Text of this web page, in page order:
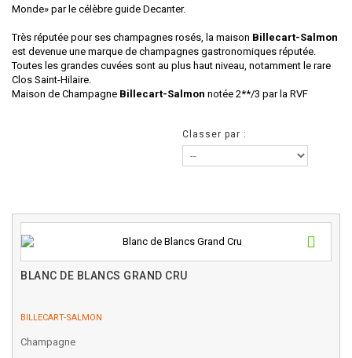
Monde» par le célèbre guide Decanter.
Très réputée pour ses champagnes rosés, la maison Billecart-Salmon
est devenue une marque de champagnes gastronomiques réputée.
Toutes les grandes cuvées sont au plus haut niveau, notamment le rare
Clos Saint-Hilaire.
Maison de Champagne Billecart-Salmon notée 2**/3 par la RVF
Classer par :
BLANC DE BLANCS GRAND CRU
BILLECART-SALMON
Champagne